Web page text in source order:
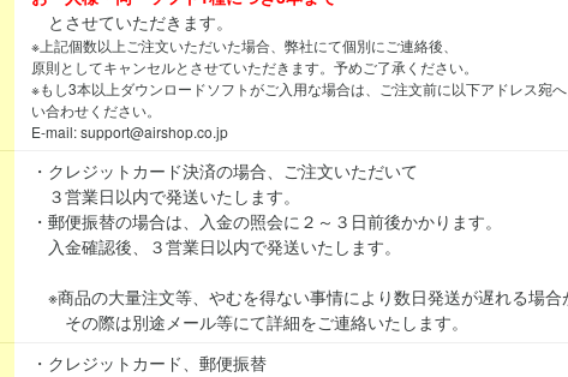
とさせていただきます。
※上記個数以上ご注文いただいた場合、弊社にて個別にご連絡後、
原則としてキャンセルとさせていただきます。予めご了承ください。
※もし3本以上ダウンロードソフトがご入用な場合は、ご注文前に以下アドレス宛
い合わせください。
E-mail: support@airshop.co.jp
・クレジットカード決済の場合、ご注文いただいて
３営業日以内で発送いたします。
・郵便振替の場合は、入金の照会に２～３日前後かかります。
入金確認後、３営業日以内で発送いたします。
※商品の大量注文等、やむを得ない事情により数日発送が遅れる場合
その際は別途メール等にて詳細をご連絡いたします。
・クレジットカード、郵便振替